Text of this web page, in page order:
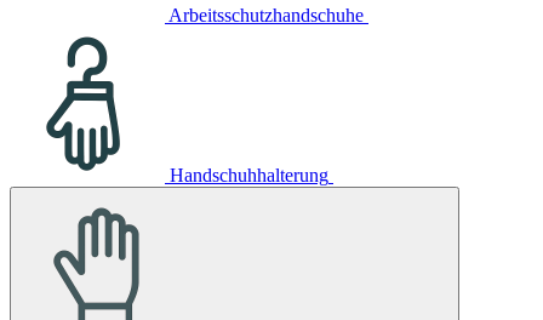
Arbeitsschutzhandschuhe
Handschuhhalterung